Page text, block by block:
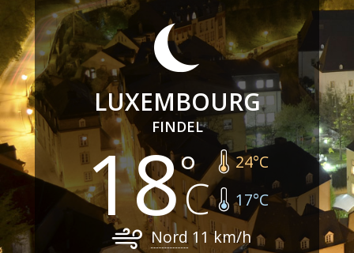
LUXEMBOURG
FINDEL
18 24°C
17°C
Nord 11km/h